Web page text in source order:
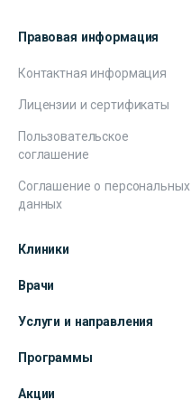
Правовая информация
Контактная информация
Лицензии и сертификаты
Пользовательское
соглашение
Соглашение о персональных
данных
Клиники
Врачи
Услуги и направления
Программы
Акции